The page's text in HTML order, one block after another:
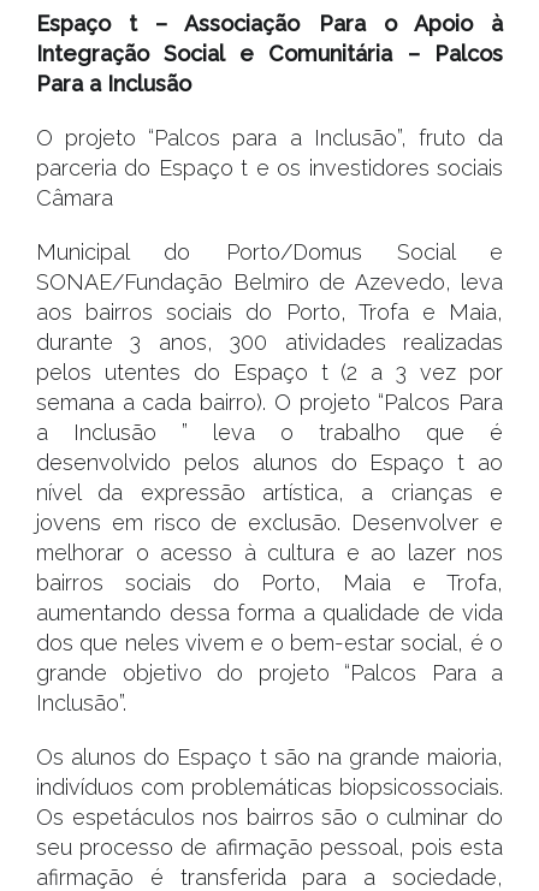
Espaço t – Associação Para o Apoio à
Integração Social e Comunitária – Palcos
Para a Inclusão
O projeto “Palcos para a Inclusão”, fruto da
parceria do Espaço t e os investidores sociais
Câmara
Municipal do Porto/Domus Social e
SONAE/Fundação Belmiro de Azevedo, leva
aos bairros sociais do Porto, Trofa e Maia,
durante 3 anos, 300 atividades realizadas
pelos utentes do Espaço t (2 a 3 vez por
semana a cada bairro). O projeto “Palcos Para
a Inclusão ” leva o trabalho que é
desenvolvido pelos alunos do Espaço t ao
nível da expressão artística, a crianças e
jovens em risco de exclusão. Desenvolver e
melhorar o acesso à cultura e ao lazer nos
bairros sociais do Porto, Maia e Trofa,
aumentando dessa forma a qualidade de vida
dos que neles vivem e o bem-estar social, é o
grande objetivo do projeto “Palcos Para a
Inclusão”.
Os alunos do Espaço t são na grande maioria,
indivíduos com problemáticas biopsicossociais.
Os espetáculos nos bairros são o culminar do
seu processo de afirmação pessoal, pois esta
afirmação é transferida para a sociedade,